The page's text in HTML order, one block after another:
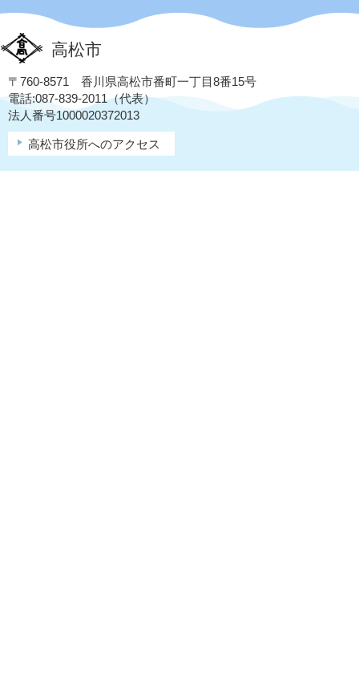
高松市
〒760-8571 香川県高松市番町一丁目8番15号
電話:087-839-2011（代表）
法人番号1000020372013
高松市役所へのアクセス